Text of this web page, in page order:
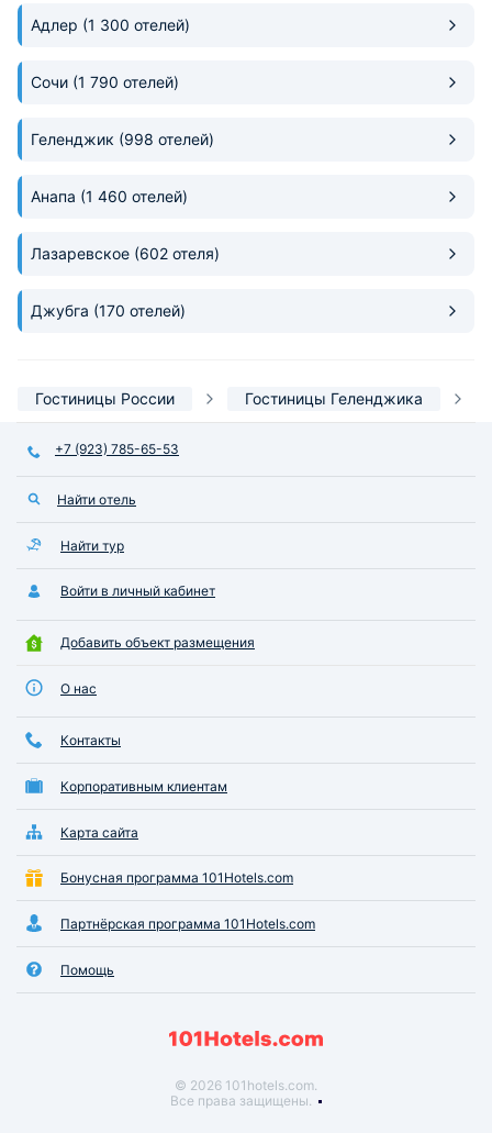
Адлер (1 300 отелей)
Сочи (1 790 отелей)
Геленджик (998 отелей)
Анапа (1 460 отелей)
Лазаревское (602 отеля)
Джубга (170 отелей)
Гостиницы России Гостиницы Геленджика
+7 (923) 785-65-53
Найти отель
Найти тур
Войти в личный кабинет
Добавить объект размещения
О нас
Контакты
Корпоративным клиентам
Карта сайта
Бонусная программа 101Hotels.com
Партнёрская программа 101Hotels.com
Помощь
© 2026 101hotels.com.
Все права защищены.